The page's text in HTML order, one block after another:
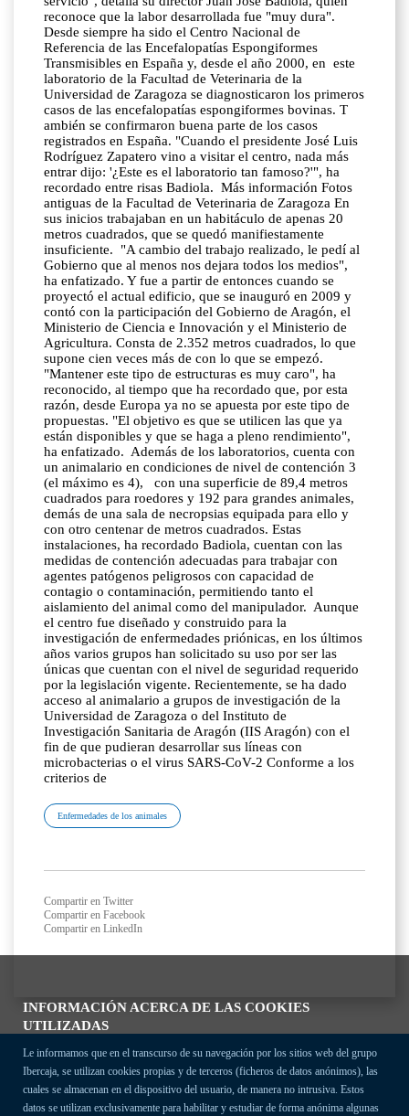
INFORMACIÓN ACERCA DE LAS COOKIES
UTILIZADAS
Le informamos que en el transcurso de su navegación por los sitios web del grupo
Ibercaja, se utilizan cookies propias y de terceros (ficheros de datos anónimos), las
cuales se almacenan en el dispositivo del usuario, de manera no intrusiva. Estos
datos se utilizan exclusivamente para habilitar y estudiar de forma anónima algunas
reconoce que la labor desarrollada fue "muy dura".
Desde siempre ha sido el Centro Nacional de
Referencia de las Encefalopatías Espongiformes
Transmisibles en España y, desde el año 2000, en este
laboratorio de la Facultad de Veterinaria de la
Universidad de Zaragoza se diagnosticaron los primeros
casos de las encefalopatías espongiformes bovinas. T
ambién se confirmaron buena parte de los casos
registrados en España. "Cuando el presidente José Luis
Rodríguez Zapatero vino a visitar el centro, nada más
entrar dijo: '¿Este es el laboratorio tan famoso?'", ha
recordado entre risas Badiola. Más información Fotos
antiguas de la Facultad de Veterinaria de Zaragoza En
sus inicios trabajaban en un habitáculo de apenas 20
metros cuadrados, que se quedó manifiestamente
insuficiente. "A cambio del trabajo realizado, le pedí al
Gobierno que al menos nos dejara todos los medios",
ha enfatizado. Y fue a partir de entonces cuando se
proyectó el actual edificio, que se inauguró en 2009 y
contó con la participación del Gobierno de Aragón, el
Ministerio de Ciencia e Innovación y el Ministerio de
Agricultura. Consta de 2.352 metros cuadrados, lo que
supone cien veces más de con lo que se empezó.
"Mantener este tipo de estructuras es muy caro", ha
reconocido, al tiempo que ha recordado que, por esta
razón, desde Europa ya no se apuesta por este tipo de
propuestas. "El objetivo es que se utilicen las que ya
están disponibles y que se haga a pleno rendimiento",
ha enfatizado. Además de los laboratorios, cuenta con
un animalario en condiciones de nivel de contención 3
(el máximo es 4), con una superficie de 89,4 metros
cuadrados para roedores y 192 para grandes animales,
demás de una sala de necropsias equipada para ello y
con otro centenar de metros cuadrados. Estas
instalaciones, ha recordado Badiola, cuentan con las
medidas de contención adecuadas para trabajar con
agentes patógenos peligrosos con capacidad de
contagio o contaminación, permitiendo tanto el
aislamiento del animal como del manipulador. Aunque
el centro fue diseñado y construido para la
investigación de enfermedades priónicas, en los últimos
años varios grupos han solicitado su uso por ser las
únicas que cuentan con el nivel de seguridad requerido
por la legislación vigente. Recientemente, se ha dado
acceso al animalario a grupos de investigación de la
Universidad de Zaragoza o del Instituto de
Investigación Sanitaria de Aragón (IIS Aragón) con el
fin de que pudieran desarrollar sus líneas con
microbacterias o el virus SARS-CoV-2 Conforme a los
criterios de
Enfermedades de los animales
Compartir en Twitter
Compartir en Facebook
Compartir en LinkedIn